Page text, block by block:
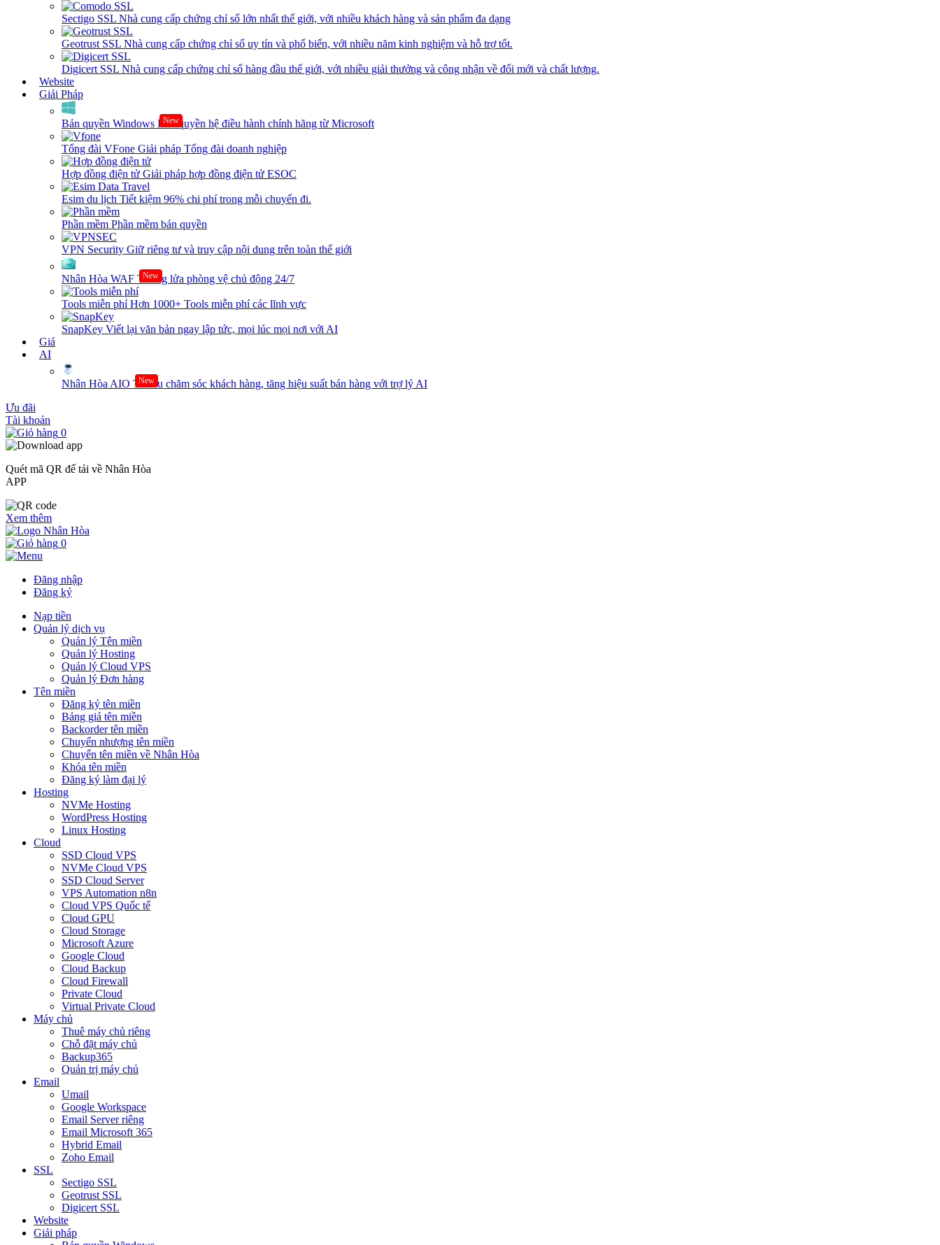
Sectigo SSL Nhà cung cấp chứng chỉ số lớn nhất thế giới, với nhiều khách hàng và sản phẩm đa dạng
Geotrust SSL Nhà cung cấp chứng chỉ số uy tín và phổ biến, với nhiều năm kinh nghiệm và hỗ trợ tốt.
Digicert SSL Nhà cung cấp chứng chỉ số hàng đầu thế giới, với nhiều giải thưởng và công nhận về đổi mới và chất lượng.
Website
Giải Pháp
Bản quyền Windows New
Bản quyền hệ điều hành chính hãng từ Microsoft
Tổng đài VFone Giải pháp Tổng đài doanh nghiệp
Hợp đồng điện tử Giải pháp hợp đồng điện tử ESOC
Esim du lịch Tiết kiệm 96% chi phí trong mỗi chuyến đi.
Phần mềm Phần mềm bản quyền
VPN Security Giữ riêng tư và truy cập nội dung trên toàn thế giới
Nhân Hòa WAF New
Tường lửa phòng vệ chủ động 24/7
Tools miễn phíHơn 1000+ Tools miễn phí các lĩnh vực
SnapKey Viết lại văn bản ngay lập tức, mọi lúc mọi nơi với AI
Giá
AI
Nhân Hòa AIO New
Tối ưu chăm sóc khách hàng, tăng hiệu suất bán hàng với trợ lý AI
Ưu đãi
Tài khoản
0
Quét mã QR để tải về Nhân Hòa
APP
Xem thêm
0
Đăng nhập
Đăng ký
Nạp tiền
Quản lý dịch vụ
Quản lý Tên miền
Quản lý Hosting
Quản lý Cloud VPS
Quản lý Đơn hàng
Tên miền
Đăng ký tên miền
Bảng giá tên miền
Backorder tên miền
Chuyển nhượng tên miền
Chuyển tên miền về Nhân Hòa
Khóa tên miền
Đăng ký làm đại lý
Hosting
NVMe Hosting
WordPress Hosting
Linux Hosting
Cloud
SSD Cloud VPS
NVMe Cloud VPS
SSD Cloud Server
VPS Automation n8n
Cloud VPS Quốc tế
Cloud GPU
Cloud Storage
Microsoft Azure
Google Cloud
Cloud Backup
Cloud Firewall
Private Cloud
Virtual Private Cloud
Máy chủ
Thuê máy chủ riêng
Chỗ đặt máy chủ
Backup365
Quản trị máy chủ
Email
Umail
Google Workspace
Email Server riêng
Email Microsoft 365
Hybrid Email
Zoho Email
SSL
Sectigo SSL
Geotrust SSL
Digicert SSL
Website
Giải pháp